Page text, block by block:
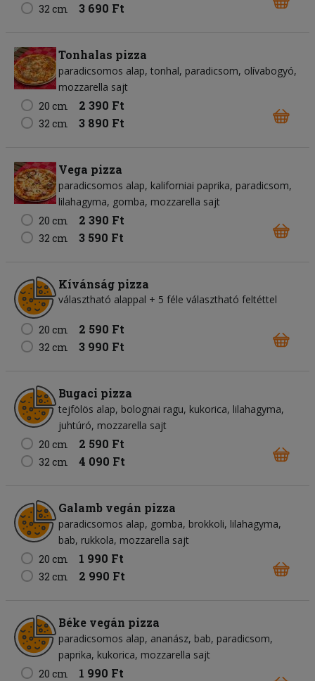
32 cm 3 690 Ft
Tonhalas pizza
paradicsomos alap tonhal paradicsom olívabogyó
mozzarella sajt
20 cm
2 390 Ft
32 cm 3 890 Ft
Vega pizza
paradicsomos alap kaliforniai paprika paradicsom
lilahagyma gomba mozzarella sajt
20 cm
2 390 Ft
32 cm 3 590 Ft
Kívánság pizza
választható alappal + 5 féle választható feltéttel
20 cm 2 590 Ft
32 cm 3 990 Ft
Bugaci pizza
tejfölös alap bolognai ragu kukorica lilahagyma
juhtúró mozzarella sajt
20 cm
2 590 Ft
32 cm 4 090 Ft
Galamb vegán pizza
paradicsomos alap gomba brokkoli lilahagyma
bab rukkola mozzarella sajt
20 cm
1 990 Ft
32 cm 2 990 Ft
Béke vegán pizza
paradicsomos alap ananász bab paradicsom
paprika kukorica mozzarella sajt
20 cm
1 990 Ft